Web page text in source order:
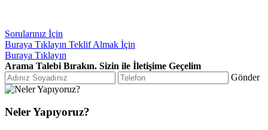
Sorularınız İçin
Buraya Tıklayın Teklif Almak İçin
Buraya Tıklayın
Arama Talebi Bırakın. Sizin ile İletişime Geçelim
Gönder
Neler Yapıyoruz?